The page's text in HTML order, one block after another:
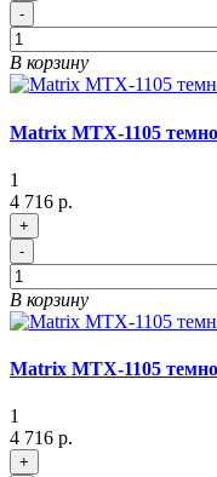
-
В корзину
Matrix MTX-1105
1
4 716 р.
+
-
В корзину
Matrix MTX-1105
1
4 716 р.
+